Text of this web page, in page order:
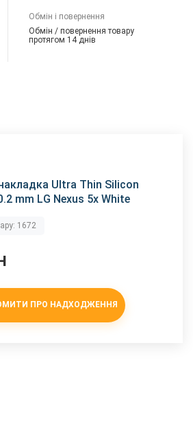
Обмін і повернення
Обмін / повернення товару
протягом 14 днів
Ultra Thin Silicon
mm LG Nexus 5x White
1672
ПРО НАДХОДЖЕННЯ